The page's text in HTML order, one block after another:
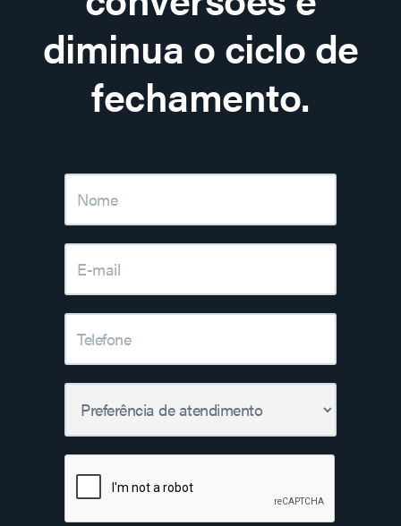
diminua o ciclo de
fechamento.